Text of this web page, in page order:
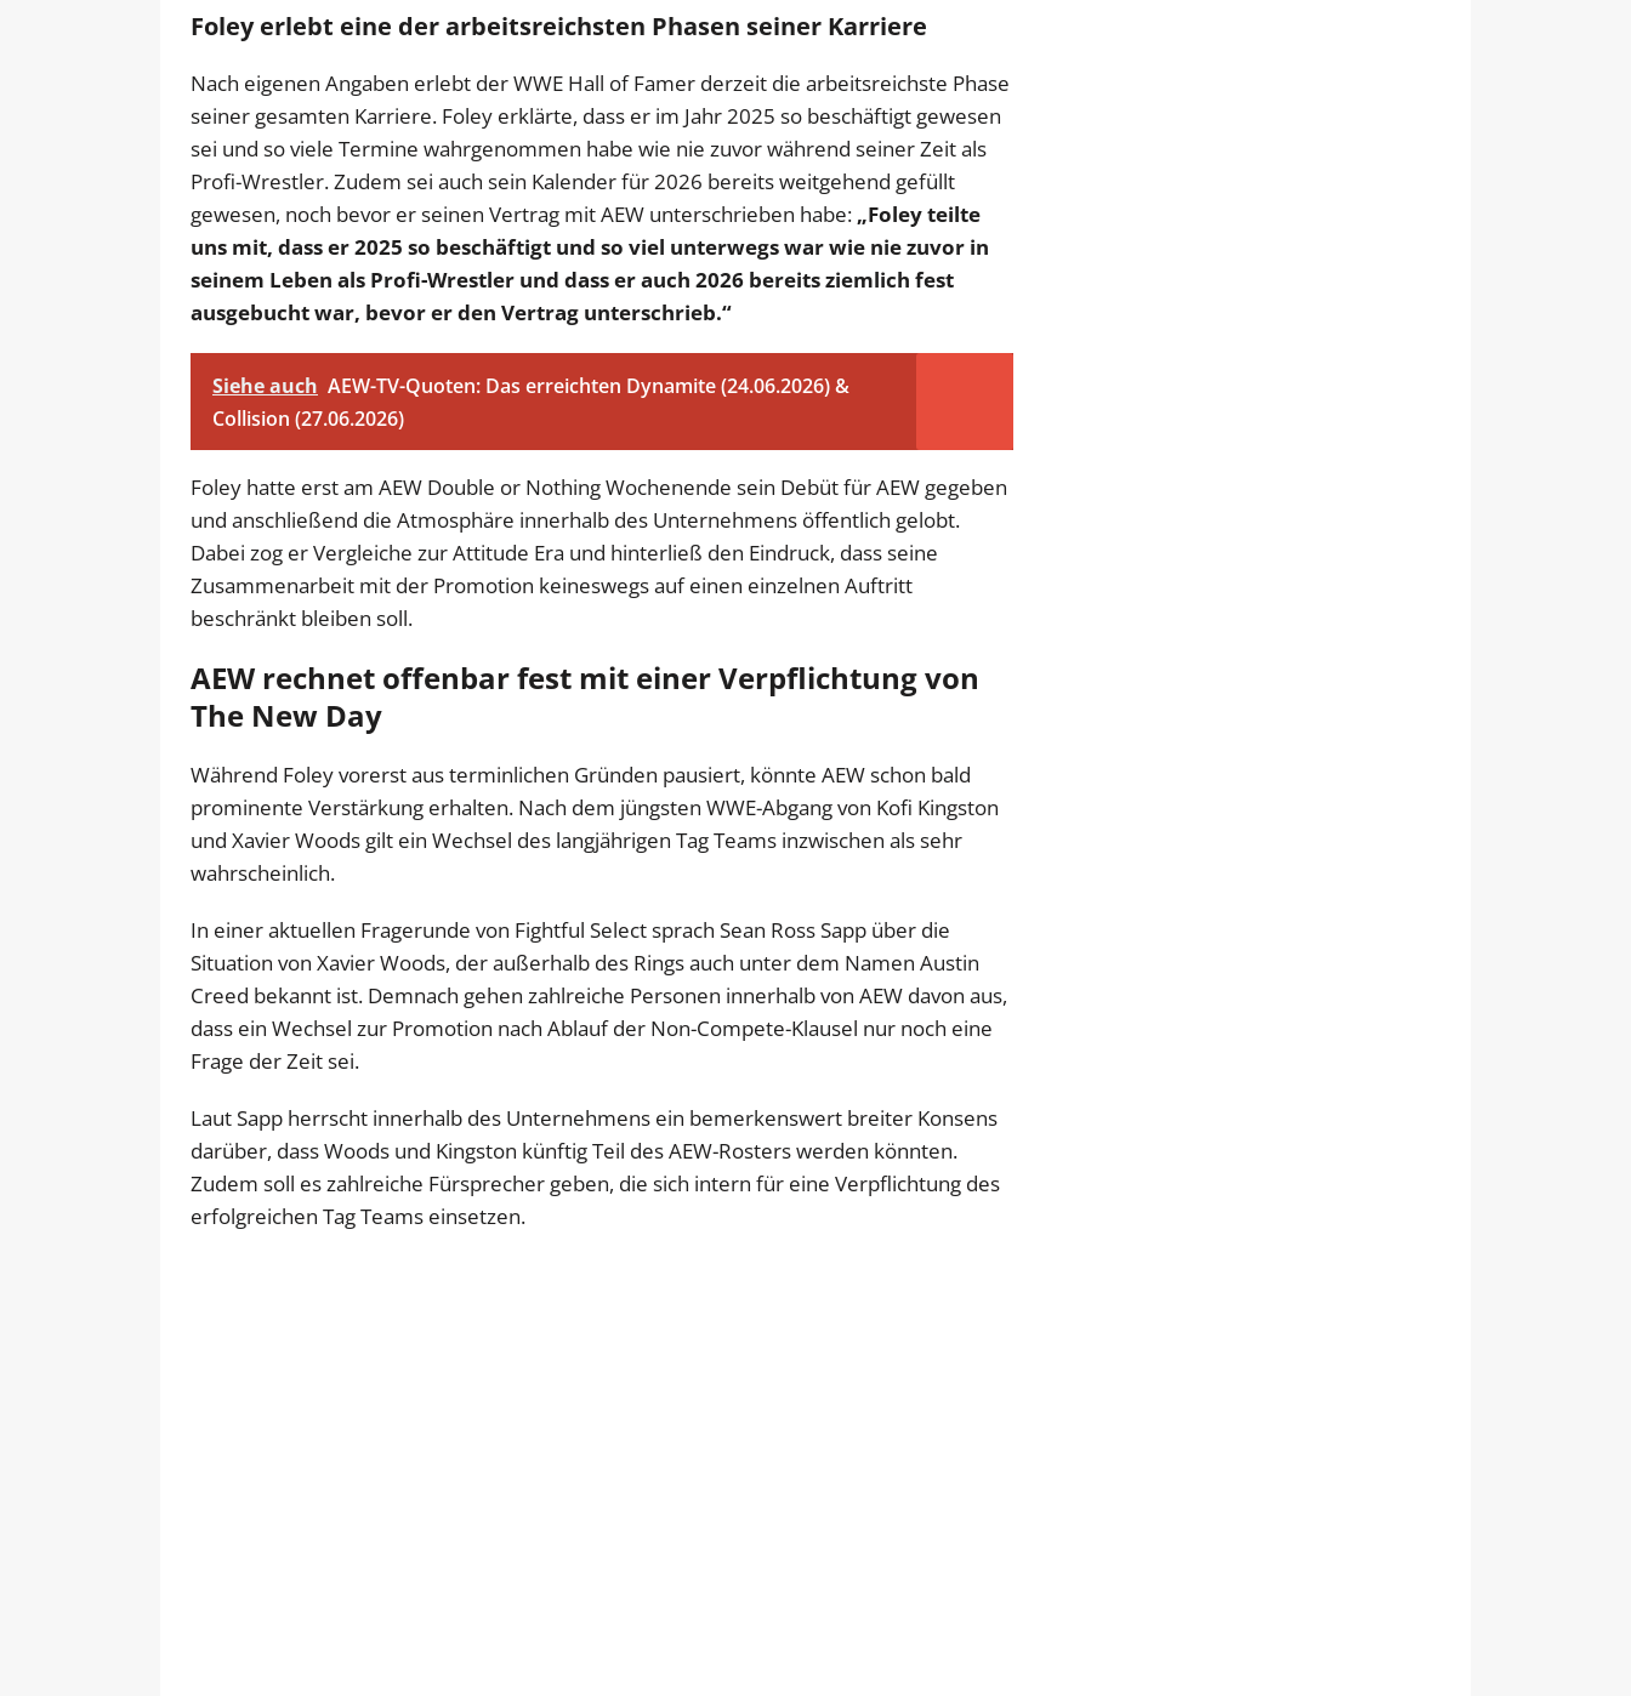
Foley erlebt eine der arbeitsreichsten Phasen seiner Karriere
Nach eigenen Angaben erlebt der WWE Hall of Famer derzeit die arbeitsreichste Phase
seiner gesamten Karriere. Foley erklärte, dass er im Jahr 2025 so beschäftigt gewesen
sei und so viele Termine wahrgenommen habe wie nie zuvor während seiner Zeit als
Profi-Wrestler. Zudem sei auch sein Kalender für 2026 bereits weitgehend gefüllt
gewesen, noch bevor er seinen Vertrag mit AEW unterschrieben habe: „Foley teilte
uns mit, dass er 2025 so beschäftigt und so viel unterwegs war wie nie zuvor in
seinem Leben als Profi-Wrestler und dass er auch 2026 bereits ziemlich fest
ausgebucht war, bevor er den Vertrag unterschrieb.“
Siehe auch AEW-TV-Quoten: Das erreichten Dynamite (24.06.2026) &
Collision (27.06.2026)
Foley hatte erst am AEW Double or Nothing Wochenende sein Debüt für AEW gegeben
und anschließend die Atmosphäre innerhalb des Unternehmens öffentlich gelobt.
Dabei zog er Vergleiche zur Attitude Era und hinterließ den Eindruck, dass seine
Zusammenarbeit mit der Promotion keineswegs auf einen einzelnen Auftritt
beschränkt bleiben soll.
AEW rechnet offenbar fest mit einer Verpflichtung von
The New Day
Während Foley vorerst aus terminlichen Gründen pausiert, könnte AEW schon bald
prominente Verstärkung erhalten. Nach dem jüngsten WWE-Abgang von Kofi Kingston
und Xavier Woods gilt ein Wechsel des langjährigen Tag Teams inzwischen als sehr
wahrscheinlich.
In einer aktuellen Fragerunde von Fightful Select sprach Sean Ross Sapp über die
Situation von Xavier Woods, der außerhalb des Rings auch unter dem Namen Austin
Creed bekannt ist. Demnach gehen zahlreiche Personen innerhalb von AEW davon aus,
dass ein Wechsel zur Promotion nach Ablauf der Non-Compete-Klausel nur noch eine
Frage der Zeit sei.
Laut Sapp herrscht innerhalb des Unternehmens ein bemerkenswert breiter Konsens
darüber, dass Woods und Kingston künftig Teil des AEW-Rosters werden könnten.
Zudem soll es zahlreiche Fürsprecher geben, die sich intern für eine Verpflichtung des
erfolgreichen Tag Teams einsetzen.